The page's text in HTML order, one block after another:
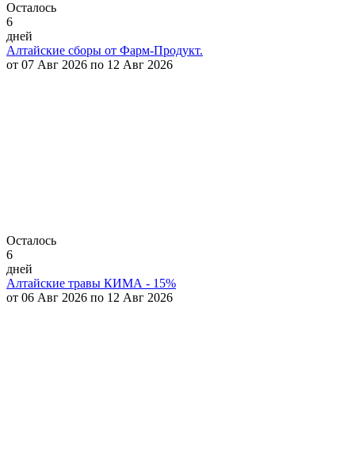
Осталось
6
дней
Алтайские сборы от Фарм-Продукт.
от 07 Авг 2026 по 12 Авг 2026
Осталось
6
дней
Алтайские травы КИМА - 15%
от 06 Авг 2026 по 12 Авг 2026